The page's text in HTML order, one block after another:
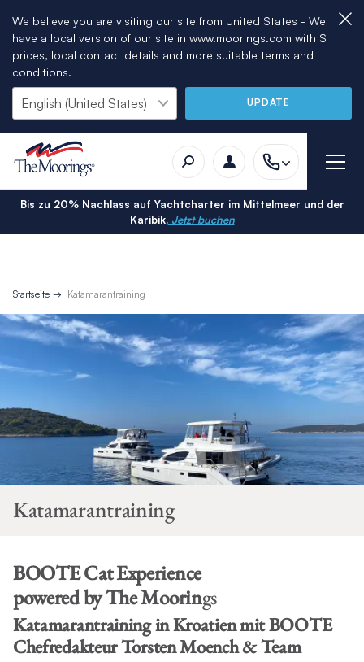
We believe you are visiting our site from United States - We
have a local version of our site in www.moorings.com with $
prices, local contact details and more suitable terms and
conditions.
UPDATE
Bis zu 20% Nachlass auf Yachtcharter im Mittelmeer und der
Karibik.Jetzt buchen
Startseite Katamarantraining
Katamarantraining
BOOTE Cat Experience
powered by The Moorings
Katamarantraining in Kroatien mit BOOTE
Chefredakteur Torsten Moench & Team